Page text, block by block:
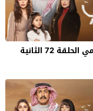
مسلسل امي الحلقة 72 الثانية